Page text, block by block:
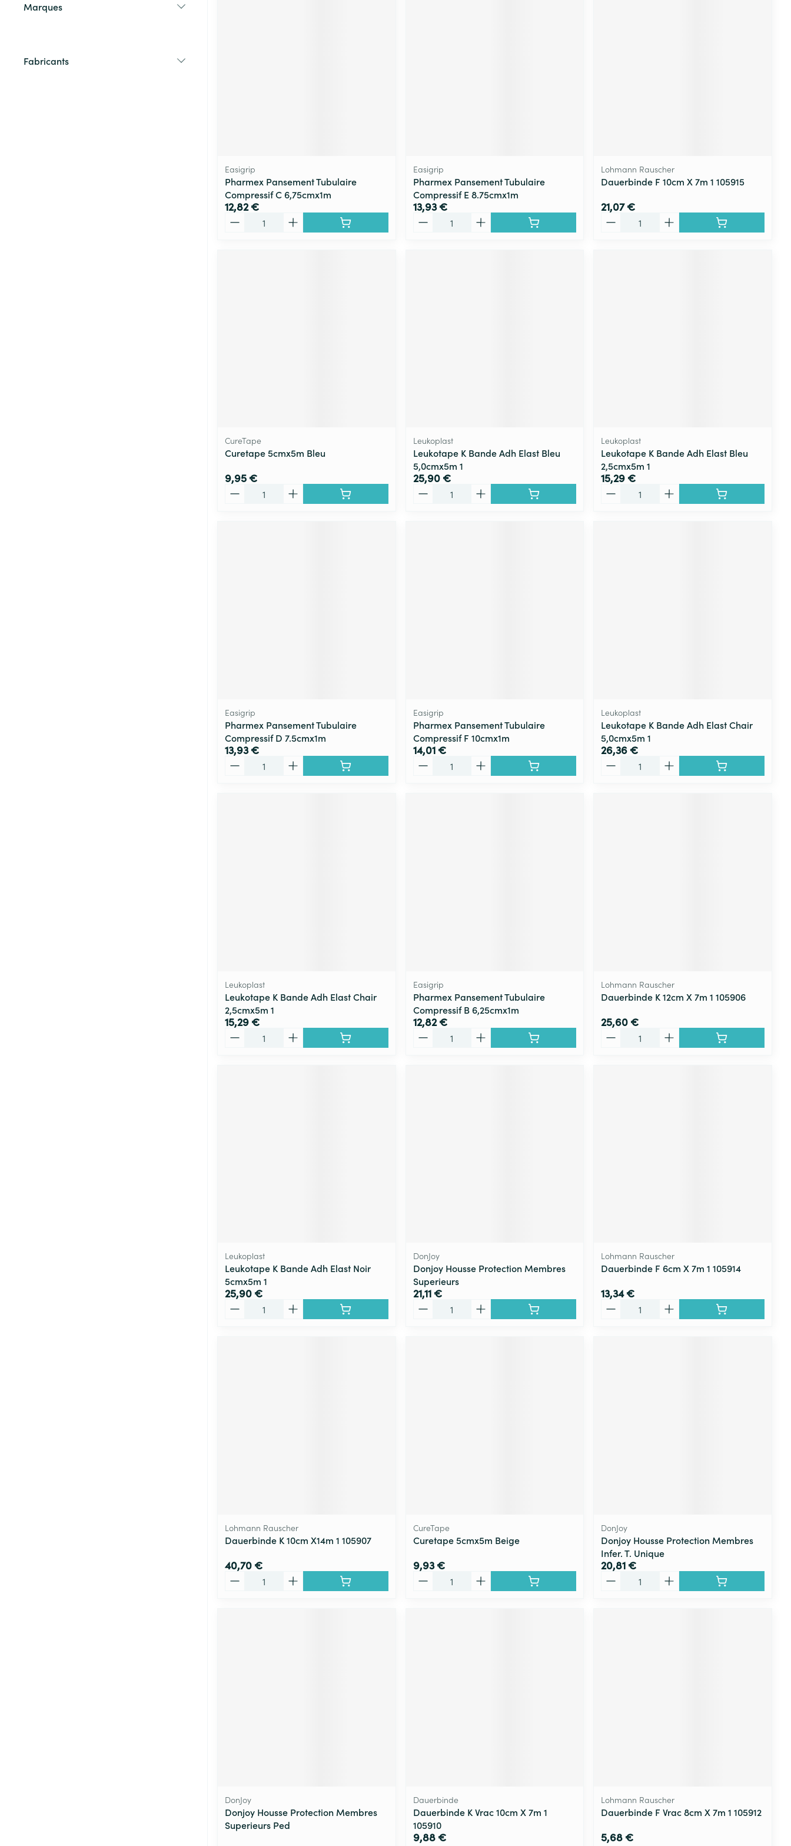
Marques
Fabricants
Easigrip
Pharmex Pansement Tubulaire
Compressif C 6,75cmx1m
12,82 €
Easigrip
Pharmex Pansement Tubulaire
Compressif E 8.75cmx1m
13,93 €
Lohmann Rauscher
Dauerbinde F 10cm X 7m 1 105915
21,07 €
CureTape
Curetape 5cmx5m Bleu
9,95 €
Leukoplast
Leukotape K Bande Adh Elast Bleu
5,0cmx5m 1
25,90 €
Leukoplast
Leukotape K Bande Adh Elast Bleu
2,5cmx5m 1
15,29 €
Easigrip
Pharmex Pansement Tubulaire
Compressif D 7.5cmx1m
13,93 €
Easigrip
Pharmex Pansement Tubulaire
Compressif F 10cmx1m
14,01 €
Leukoplast
Leukotape K Bande Adh Elast Chair
5,0cmx5m 1
26,36 €
Leukoplast
Leukotape K Bande Adh Elast Chair
2,5cmx5m 1
15,29 €
Easigrip
Pharmex Pansement Tubulaire
Compressif B 6,25cmx1m
12,82 €
Lohmann Rauscher
Dauerbinde K 12cm X 7m 1 105906
25,60 €
Leukoplast
Leukotape K Bande Adh Elast Noir
5cmx5m 1
25,90 €
DonJoy
Donjoy Housse Protection Membres
Superieurs
21,11 €
Lohmann Rauscher
Dauerbinde F 6cm X 7m 1 105914
13,34 €
Lohmann Rauscher
Dauerbinde K 10cm X14m 1 105907
40,70 €
CureTape
Curetape 5cmx5m Beige
9,93 €
DonJoy
Donjoy Housse Protection Membres
Infer. T. Unique
20,81 €
DonJoy
Donjoy Housse Protection Membres
Superieurs Ped
Dauerbinde
Dauerbinde K Vrac 10cm X 7m 1
105910
9,88 €
Lohmann Rauscher
Dauerbinde F Vrac 8cm X 7m 1 105912
5,68 €